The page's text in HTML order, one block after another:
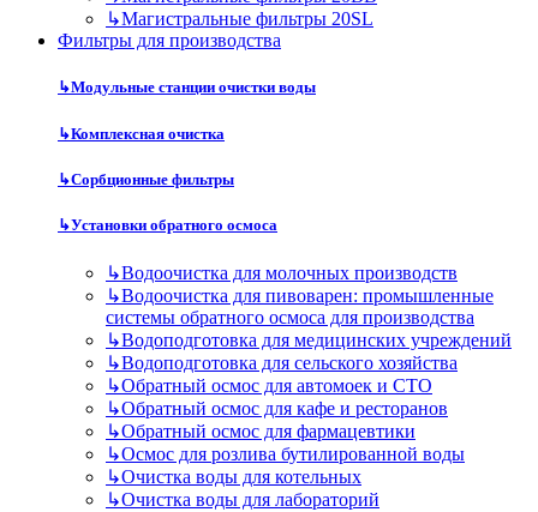
↳Магистральные фильтры 20SL
Фильтры для производства
↳Модульные станции очистки воды
↳Комплексная очистка
↳Сорбционные фильтры
↳Установки обратного осмоса
↳Водоочистка для молочных производств
↳Водоочистка для пивоварен: промышленные
системы обратного осмоса для производства
↳Водоподготовка для медицинских учреждений
↳Водоподготовка для сельского хозяйства
↳Обратный осмос для автомоек и СТО
↳Обратный осмос для кафе и ресторанов
↳Обратный осмос для фармацевтики
↳Осмос для розлива бутилированной воды
↳Очистка воды для котельных
↳Очистка воды для лабораторий